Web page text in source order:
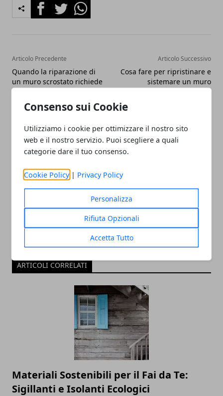
Consenso sui Cookie
Utilizziamo i cookie per ottimizzare il nostro sito
web e il nostro servizio. Puoi scegliere a quali
categorie dare il tuo consenso.
Cookie Policy | Privacy Policy
Personalizza
Rifiuta Opzionali
Accetta Tutto
FacebookTwitterWhatsapp
Articolo Precedente
Quando la riparazione di
un muro scrostato richiede
il supporto di un esperto
Articolo Successivo
Cosa fare per ripristinare e
sistemare un muro
scrostato
Redazione
ARTICOLI CORRELATI
Materiali Sostenibili per il Fai da Te:
Sigillanti e Isolanti Ecologici